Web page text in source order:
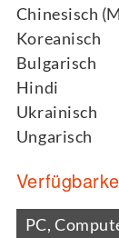
Chinesisch
Koreanisch
Bulgarisch
Hindi
Ukrainisch
Ungarisch
PC,